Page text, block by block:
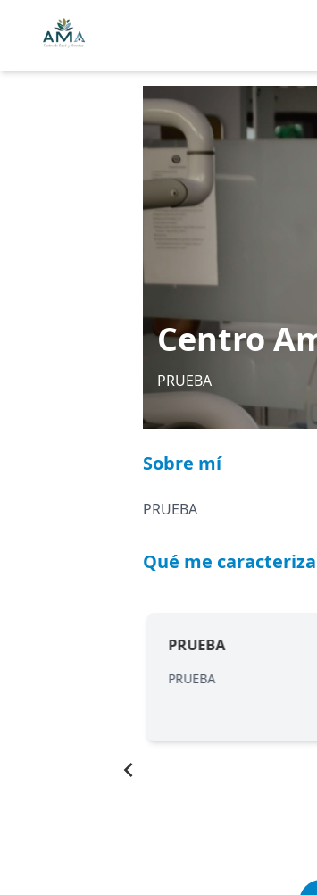
Centro
PRUEBA
Sobre mí
PRUEBA
Qué me caracteriza
PRUEBA
PRUEBA